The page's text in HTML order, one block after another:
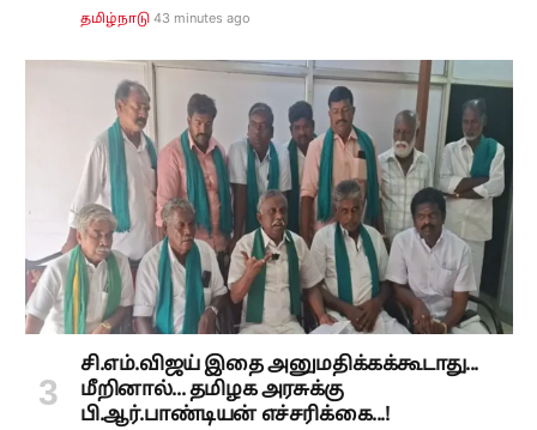
தமிழ்நாடு 43 minutes ago
சி.எம்.விஜய் இதை அனுமதிக்கக்கூடாது...
மீறினால்... தமிழக அரசுக்கு
பி.ஆர்.பாண்டியன் எச்சரிக்கை...!